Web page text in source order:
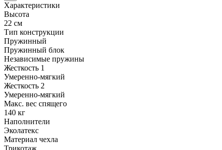
Характеристики
Высота
22 см
Тип конструкции
Пружинный
Пружинный блок
Независимые пружины
Жесткость 1
Умеренно-мягкий
Жесткость 2
Умеренно-мягкий
Макс. вес спящего
140 кг
Наполнители
Эколатекс
Материал чехла
Трикотаж